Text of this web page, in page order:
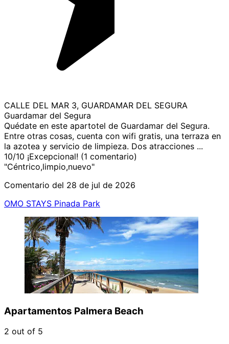
CALLE DEL MAR 3, GUARDAMAR DEL SEGURA
Guardamar del Segura
Quédate en este apartotel de Guardamar del Segura.
Entre otras cosas, cuenta con wifi gratis, una terraza en
la azotea y servicio de limpieza. Dos atracciones ...
10/10 ¡Excepcional! (1 comentario)
"Céntrico,limpio,nuevo"
Comentario del 28 de jul de 2026
OMO STAYS Pinada Park
Apartamentos Palmera Beach
2 out of 5